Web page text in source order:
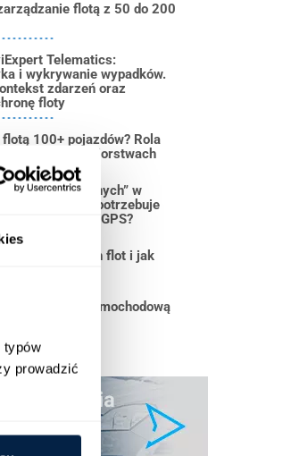
typów
prowadzić
flotą z 50 do 200
Telematics:
i wykrywanie wypadków.
zdarzeń oraz
floty
100+ pojazdów? Rola
przedsiębiorstwach
technologicznych” w
duża flota potrzebuje
ekosystemu GPS?
wyzwań dużych flot i jak
flotą samochodową